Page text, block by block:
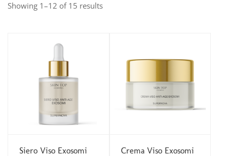
Showing 1–12 of 15 results
Guarda Dettagli
Siero Viso Exosomi Guarda Dettagli
Crema Viso Exosomi